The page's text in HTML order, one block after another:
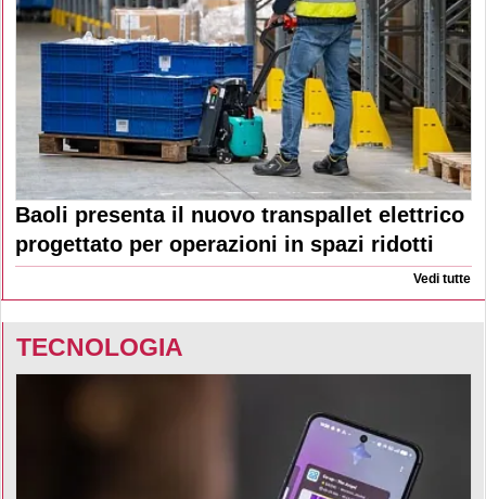
Baoli presenta il nuovo transpallet elettrico
progettato per operazioni in spazi ridotti
Vedi tutte
TECNOLOGIA